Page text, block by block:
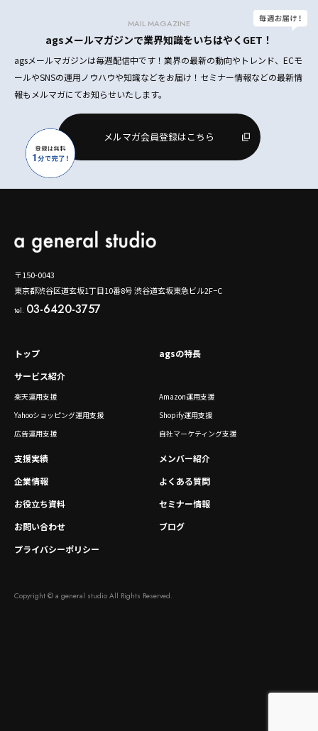
MAIL MAGAZINE
agsメールマガジンで業界知識をいちはやくGET！
agsメールマガジンは毎週配信中です！業界の最新の動向やトレンド、ECモ
ールやSNSの運用ノウハウや知識などをお届け！セミナー情報などの最新情
報もメルマガにてお知らせいたします。
メルマガ会員登録はこちら
〒150-0043
東京都渋谷区道玄坂1丁目10番8号 渋谷道玄坂東急ビル2F−C
tel. 03-6420-3757
トップ
agsの特長
サービス紹介
楽天運用支援
Amazon運用支援
Yahooショッピング運用支援
Shopify運用支援
広告運用支援
自社マーケティング支援
支援実績
メンバー紹介
企業情報
よくある質問
お役立ち資料
セミナー情報
お問い合わせ
ブログ
プライバシーポリシー
Copyright © a general studio All Rights Reserved.